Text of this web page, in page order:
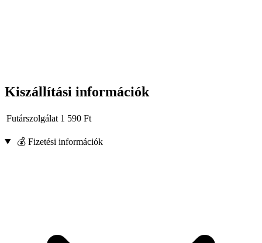
Kiszállítási információk
Futárszolgálat 1 590 Ft
💰 Fizetési információk